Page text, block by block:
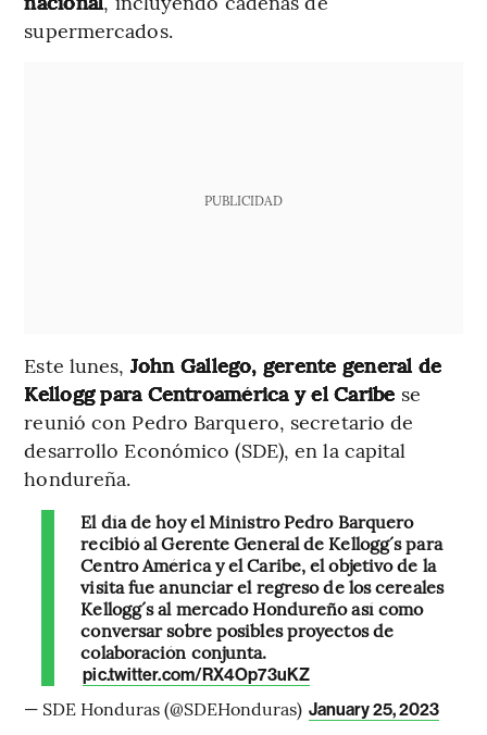
supermercados.
PUBLICIDAD
Este lunes, John Gallego, gerente general de
Kellogg para Centroamérica y el Caribe se
reunió con Pedro Barquero, secretario de
desarrollo Económico (SDE), en la capital
hondureña.
El día de hoy el Ministro Pedro Barquero
recibió al Gerente General de Kellogg´s para
Centro América y el Caribe, el objetivo de la
visita fue anunciar el regreso de los cereales
Kellogg´s al mercado Hondureño así como
conversar sobre posibles proyectos de
colaboración conjunta.
pic.twitter.com/RX4Op73uKZ
— SDE Honduras (@SDEHonduras) January 25, 2023